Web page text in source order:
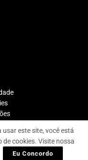
este site, você está
cookies. Visite nossa
Eu Concordo